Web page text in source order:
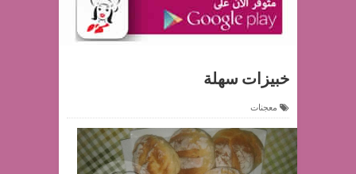
خبيزات سهلة
معجنات